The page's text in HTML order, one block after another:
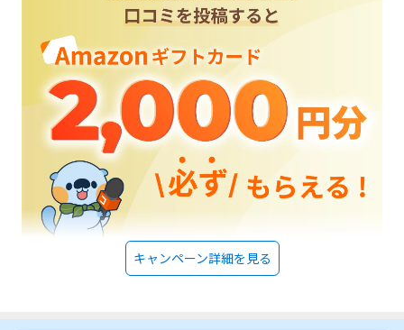
グ教室ときくと、もう少し堅苦しいイメージがあったが、カラフルで明る
い教室で、楽しそうだった。普段パソコン教室として使っているので、パ
ソコンも十分ある。他の習い事と比べてしまうと高いと思ってしまうが、
プログラミング教室のなかでは、週一回90分と考えると、妥当なところな
のだと思う。一人でもくもくと作業するだけでなくて、まず何を作りたい
のか企画書をかかせて、それを成功させるためにどうしたらいいか、考え
ながら作業させるということ。そして、それを発表する機会があるという
こと、他の子とコミュニケーションも取れるのも良い。
キャンペーン詳細を見る